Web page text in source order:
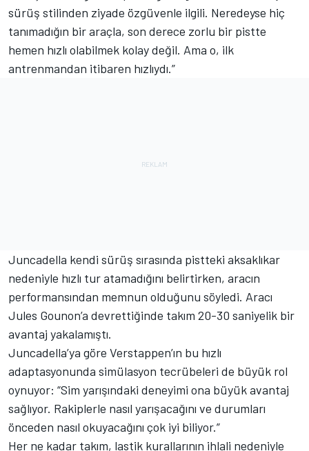
sürüş stilinden ziyade özgüvenle ilgili. Neredeyse hiç
tanımadığın bir araçla, son derece zorlu bir pistte
hemen hızlı olabilmek kolay değil. Ama o, ilk
antrenmandan itibaren hızlıydı.”
Juncadella kendi sürüş sırasında pistteki aksaklıkar
nedeniyle hızlı tur atamadığını belirtirken, aracın
performansından memnun olduğunu söyledi. Aracı
Jules Gounon’a devrettiğinde takım 20-30 saniyelik bir
avantaj yakalamıştı.
Juncadella’ya göre Verstappen’ın bu hızlı
adaptasyonunda simülasyon tecrübeleri de büyük rol
oynuyor: “Sim yarışındaki deneyimi ona büyük avantaj
sağlıyor. Rakiplerle nasıl yarışacağını ve durumları
önceden nasıl okuyacağını çok iyi biliyor.”
Her ne kadar takım, lastik kurallarının ihlali nedeniyle